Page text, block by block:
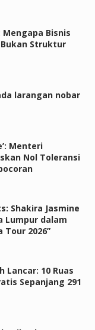
Bisnis
Struktur
larangan nobar
Menteri
Nol Toleransi
Shakira Jasmine
Lumpur dalam
Tour 2026”
Lancar: 10 Ruas
Sepanjang 291